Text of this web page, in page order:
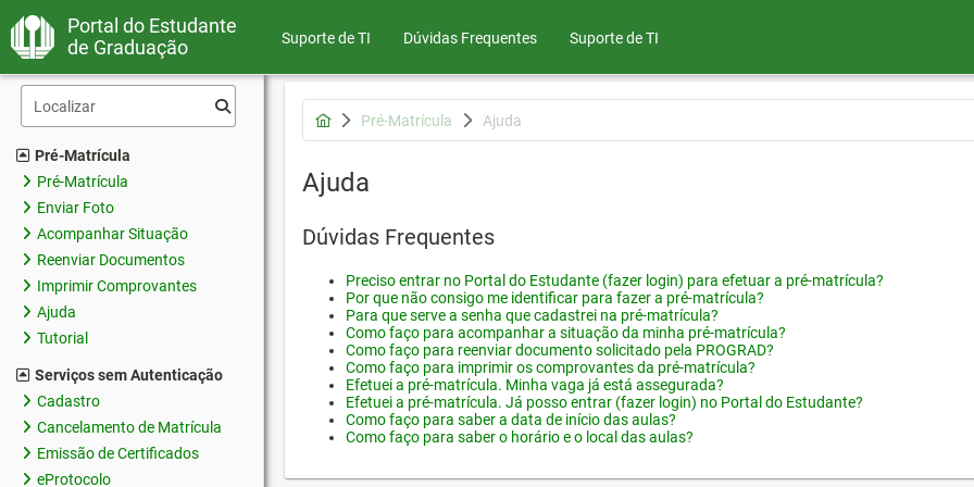
Portal do Estudante
de Graduação
Suporte de TI Dúvidas Frequentes Suporte de TI
Pré-Matrícula
Pré-Matrícula
Enviar Foto
Acompanhar Situação
Reenviar Documentos
Imprimir Comprovantes
Ajuda
Tutorial
Serviços sem Autenticação
Cadastro
Cancelamento de Matrícula
Emissão de Certificados
eProtocolo
Pré-Matrícula Ajuda
Ajuda
Dúvidas Frequentes
Preciso entrar no Portal do Estudante (fazer login) para efetuar a pré-matrícula?
Por que não consigo me identificar para fazer a pré-matrícula?
Para que serve a senha que cadastrei na pré-matrícula?
Como faço para acompanhar a situação da minha pré-matrícula?
Como faço para reenviar documento solicitado pela PROGRAD?
Como faço para imprimir os comprovantes da pré-matrícula?
Efetuei a pré-matrícula. Minha vaga já está assegurada?
Efetuei a pré-matrícula. Já posso entrar (fazer login) no Portal do Estudante?
Como faço para saber a data de início das aulas?
Como faço para saber o horário e o local das aulas?